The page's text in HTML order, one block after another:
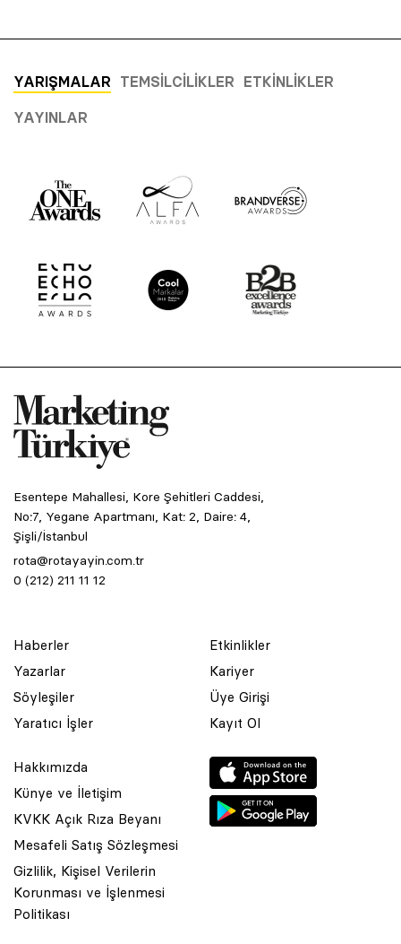
YARIŞMALAR TEMSILCILIKLER ETKINLIKLER
YAYINLAR
Esentepe Mahallesi, Kore Şehitleri Caddesi,
No:7, Yegane Apartmanı, Kat: 2, Daire: 4,
Şişli/İstanbul
rota@rotayayin.com.tr
0 (212) 211 11 12
Haberler
Yazarlar
Söyleşiler
Yaratıcı İşler
Etkinlikler
Kariyer
Üye Girişi
Kayıt Ol
Hakkımızda
Künye ve İletişim
KVKK Açık Rıza Beyanı
Mesafeli Satış Sözleşmesi
Gizlilik, Kişisel Verilerin
Korunması ve İşlenmesi
Politikası